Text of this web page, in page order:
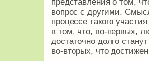
представления о том,
вопрос с другими.
процессе такого
в том, что, во-первых,
достаточно долго
во-вторых, что